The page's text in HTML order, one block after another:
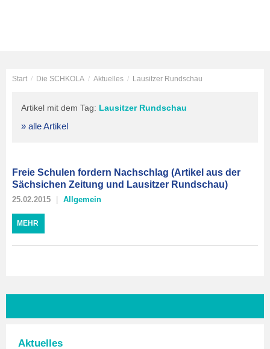
Start / Die SCHKOLA / Aktuelles / Lausitzer Rundschau
Artikel mit dem Tag: Lausitzer Rundschau
» alle Artikel
Freie Schulen fordern Nachschlag (Artikel aus der
Sächsichen Zeitung und Lausitzer Rundschau)
25.02.2015 Allgemein
MEHR
Aktuelles